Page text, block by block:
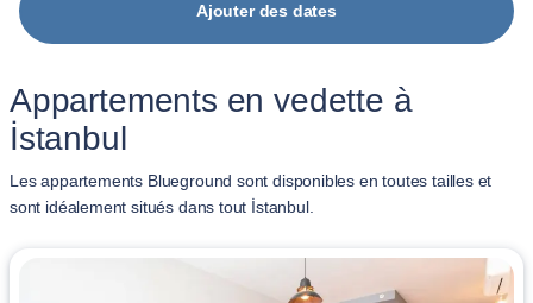
Ajouter des dates
Appartements en vedette à
İstanbul
Les appartements Blueground sont disponibles en toutes tailles et
sont idéalement situés dans tout İstanbul.